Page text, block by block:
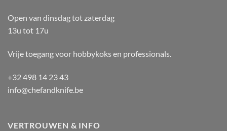
Open van dinsdag tot zaterdag
13u tot 17u
Vrije toegang voor hobbykoks en professionals.
+32 498 14 23 43
info@chefandknife.be
VERTROUWEN & INFO